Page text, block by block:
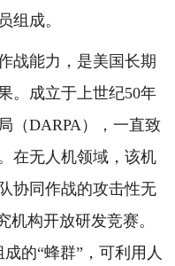
组成。
能力，是美国长期
。成立于上世纪50年
（DARPA），一直致
在无人机领域，该机
协同作战的攻击性无
机构开放研发竞赛。
的“蜂群”，可利用人